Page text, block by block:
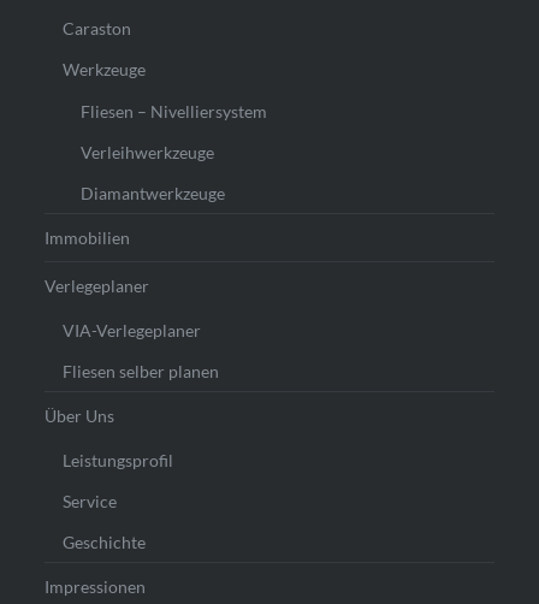
Caraston
Werkzeuge
Fliesen – Nivelliersystem
Verleihwerkzeuge
Diamantwerkzeuge
Immobilien
Verlegeplaner
VIA-Verlegeplaner
Fliesen selber planen
Über Uns
Leistungsprofil
Service
Geschichte
Impressionen